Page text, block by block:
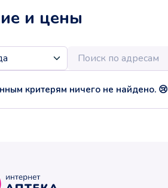
и цены
критерям ничего не найдено. 😢